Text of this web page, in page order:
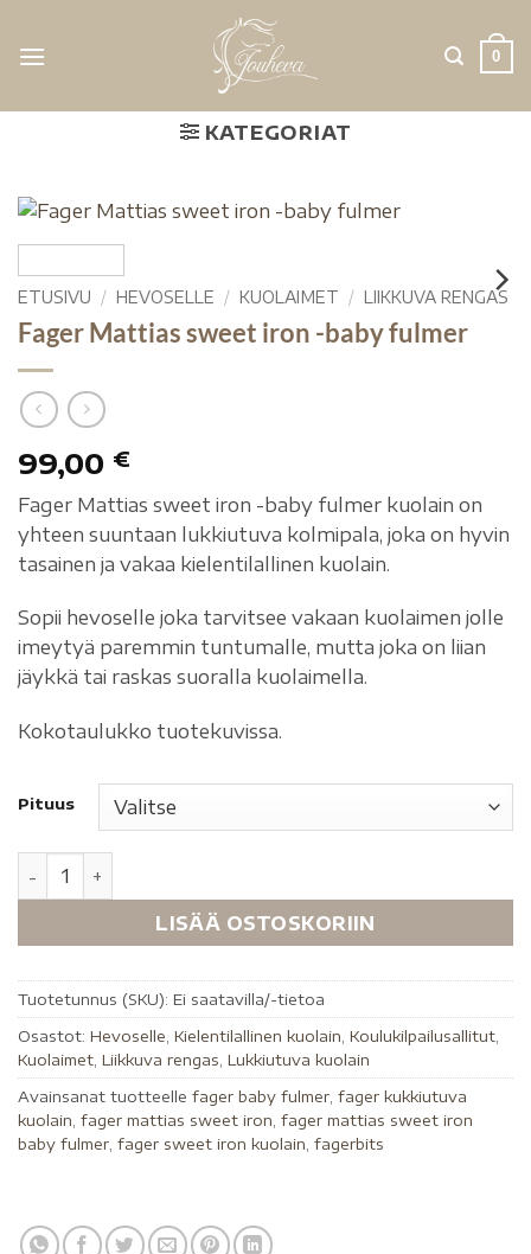
0
KATEGORIAT
ETUSIVU / HEVOSELLE / KUOLAIMET / LIIKKUVA RENGAS
Fager Mattias sweet iron -baby fulmer
99,00 €
Fager Mattias sweet iron -baby fulmer kuolain on
yhteen suuntaan lukkiutuva kolmipala, joka on hyvin
tasainen ja vakaa kielentilallinen kuolain.
Sopii hevoselle joka tarvitsee vakaan kuolaimen jolle
imeytyä paremmin tuntumalle, mutta joka on liian
jäykkä tai raskas suoralla kuolaimella.
Kokotaulukko tuotekuvissa.
Pituus
LISÄÄ OSTOSKORIIN
Tuotetunnus (SKU): Ei saatavilla/-tietoa
Osastot: Hevoselle Kielentilallinen kuolain Koulukilpailusallitut
Kuolaimet Liikkuva rengas Lukkiutuva kuolain
Avainsanat tuotteelle fager baby fulmer fager kukkiutuva
kuolain fager mattias sweet iron fager mattias sweet iron
baby fulmer fager sweet iron kuolain fagerbits